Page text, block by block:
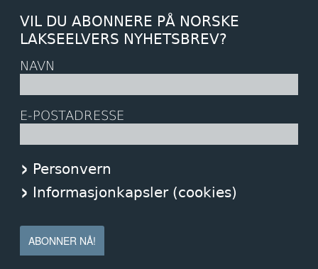
VIL DU ABONNERE PÅ NORSKE
LAKSEELVERS NYHETSBREV?
NAVN
E-POSTADRESSE
Personvern
Informasjonkapsler (cookies)